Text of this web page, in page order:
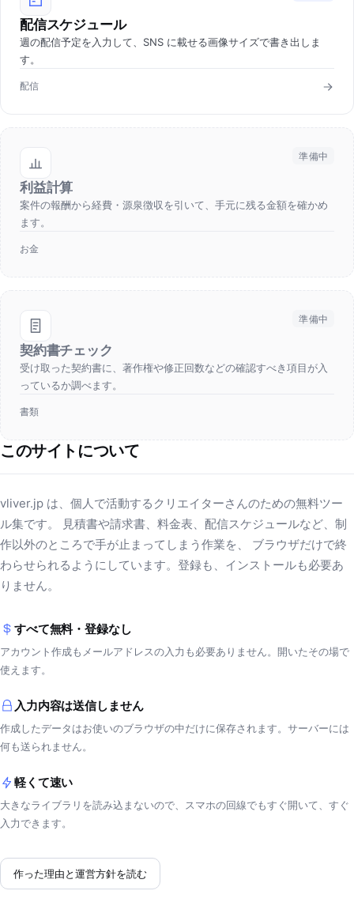
配信スケジュール
週の配信予定を入力して、SNS に載せる画像サイズで書き出しま
す。
配信
準備中
利益計算
案件の報酬から経費・源泉徴収を引いて、手元に残る金額を確かめ
ます。
お金
準備中
契約書チェック
受け取った契約書に、著作権や修正回数などの確認すべき項目が入
っているか調べます。
書類
このサイトについて
vliver.jp は、個人で活動するクリエイターさんのための無料ツー
ル集です。 見積書や請求書、料金表、配信スケジュールなど、制
作以外のところで手が止まってしまう作業を、 ブラウザだけで終
わらせられるようにしています。登録も、インストールも必要あ
りません。
すべて無料・登録なし
アカウント作成もメールアドレスの入力も必要ありません。開いたその場で
使えます。
入力内容は送信しません
作成したデータはお使いのブラウザの中だけに保存されます。サーバーには
何も送られません。
軽くて速い
大きなライブラリを読み込まないので、スマホの回線でもすぐ開いて、すぐ
入力できます。
作った理由と運営方針を読む